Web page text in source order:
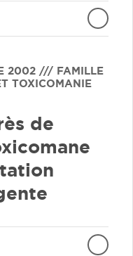
2002 /// FAMILLE
TOXICOMANIE
de